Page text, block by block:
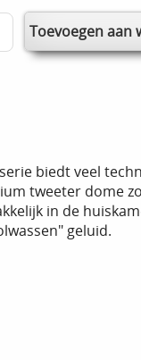
biedt veel
tweeter dome
in de
geluid.